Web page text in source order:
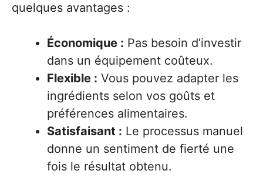
quelques avantages :
Économique : Pas besoin d’investir
dans un équipement coûteux.
Flexible : Vous pouvez adapter les
ingrédients selon vos goûts et
préférences alimentaires.
Satisfaisant : Le processus manuel
donne un sentiment de fierté une
fois le résultat obtenu.